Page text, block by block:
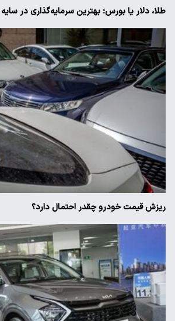
طلا، دلار یا بورس؛ بهترین سرمایه‌گذاری در
ریزش قیمت خودرو چقدر احتمال دارد؟